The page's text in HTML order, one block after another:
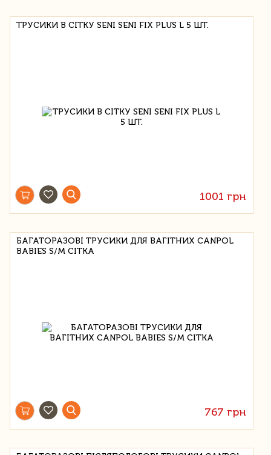
ТРУСИКИ В СІТКУ SENI SENI FIX PLUS L 5 ШТ.
1001 грн
БАГАТОРАЗОВІ ТРУСИКИ ДЛЯ ВАГІТНИХ CANPOL
BABIES S/M СІТКА
767 грн